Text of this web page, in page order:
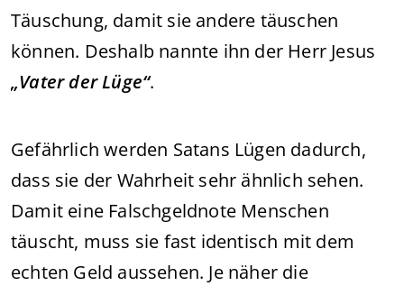
Täuschung, damit sie andere täuschen
können. Deshalb nannte ihn der Herr Jesus
„Vater der Lüge“.
Gefährlich werden Satans Lügen dadurch,
dass sie der Wahrheit sehr ähnlich sehen.
Damit eine Falschgeldnote Menschen
täuscht, muss sie fast identisch mit dem
echten Geld aussehen. Je näher die